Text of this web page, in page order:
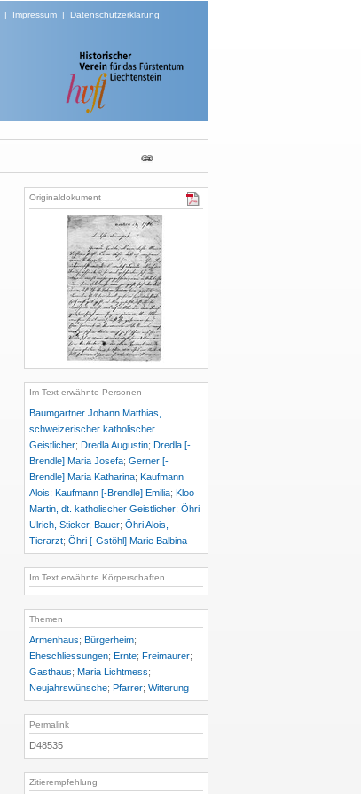
| Impressum| Datenschutzerklärung
Originaldokument
Im Text erwähnte Personen
Baumgartner Johann Matthias,
schweizerischer katholischer
Geistlicher; Dredla Augustin; Dredla [-
Brendle] Maria Josefa; Gerner [-
Brendle] Maria Katharina; Kaufmann
Alois; Kaufmann [-Brendle] Emilia; Kloo
Martin, dt. katholischer Geistlicher; Öhri
Ulrich, Sticker, Bauer; Öhri Alois,
Tierarzt; Öhri [-Gstöhl] Marie Balbina
Im Text erwähnte Körperschaften
Themen
Armenhaus; Bürgerheim;
Eheschliessungen; Ernte; Freimaurer;
Gasthaus; Maria Lichtmess;
Neujahrswünsche; Pfarrer; Witterung
Permalink
D48535
Zitierempfehlung